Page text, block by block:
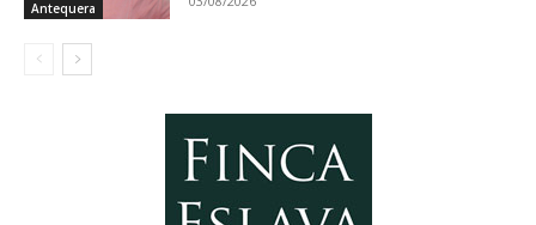
Antequera